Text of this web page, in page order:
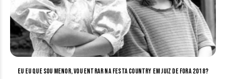
Eu eu que sou menor, vou entrar na festa Country em Juiz de Fora 2018?